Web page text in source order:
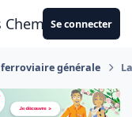
CheminotsSe connecter
générale